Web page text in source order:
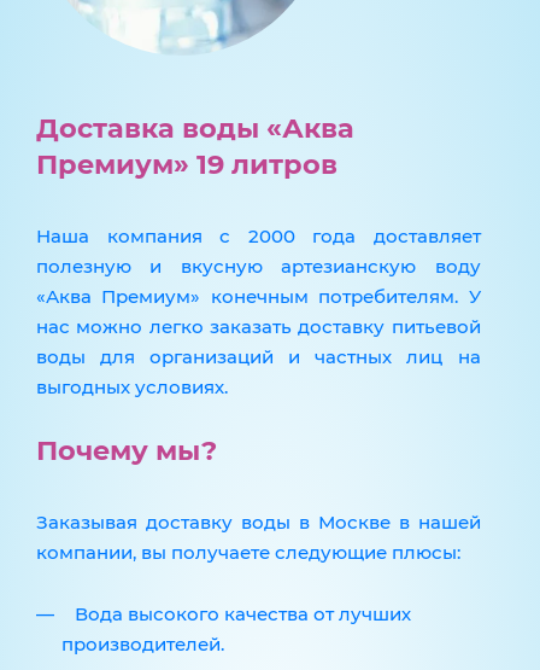
Доставка воды «Аква
Премиум» 19 литров
Наша компания с 2000 года доставляет
полезную и вкусную артезианскую воду
«Аква Премиум» конечным потребителям. У
нас можно легко заказать доставку питьевой
воды для организаций и частных лиц на
выгодных условиях.
Почему мы?
Заказывая доставку воды в Москве в нашей
компании, вы получаете следующие плюсы:
Вода высокого качества от лучших
производителей.